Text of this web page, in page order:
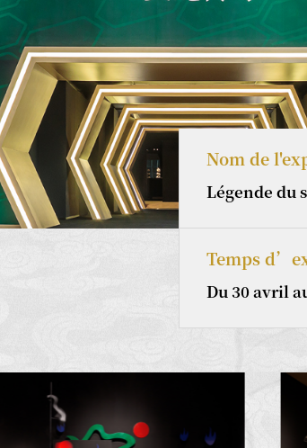
Nom de
Légende du
Temps
Du 30 avril